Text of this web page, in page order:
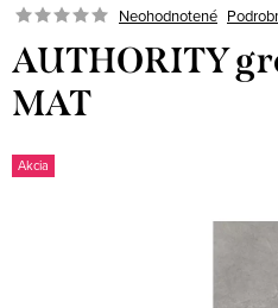
Neohodnotené
AUTHORITY
MAT
Akcia